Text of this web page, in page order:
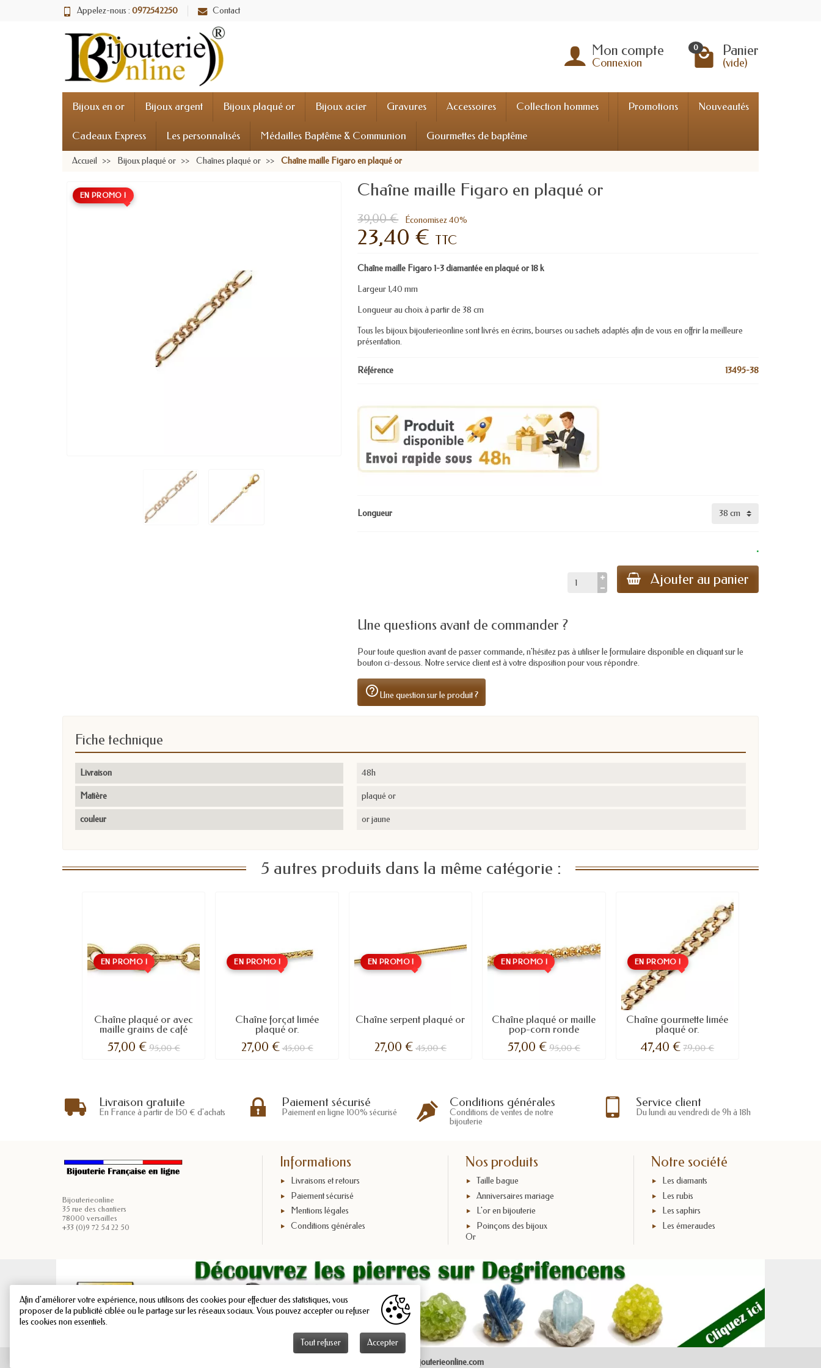
Appelez-nous : 0972542250 Contact
Mon compte
Connexion
0 Panier
(vide)
Bijoux en or Bijoux argent Bijoux plaqué or Bijoux acier Gravures Accessoires Collection hommes
Cadeaux Express Les personnalisés Médailles Baptême & Communion Gourmettes de baptême
Promotions Nouveautés
Accueil Bijoux plaqué or Chaînes plaqué or Chaîne maille Figaro en plaqué or
EN PROMO ! Chaîne maille Figaro en plaqué or
39,00 € Économisez 40%
23,40 € TTC
Chaîne maille Figaro 1-3 diamantée en plaqué or 18 k
Largeur 1,40 mm
Longueur au choix à partir de 38 cm
Tous les bijoux bijouterieonline sont livrés en écrins, bourses ou sachets adaptés afin de vous en offrir la meilleure
présentation.
Référence 13495-38
Longueur
.
Ajouter au panier
Une questions avant de commander ?
Pour toute question avant de passer commande, n'hésitez pas à utiliser le formulaire disponible en cliquant sur le
bouton ci-dessous. Notre service client est à votre disposition pour vous répondre.
help_outlineUne question sur le produit ?
Fiche technique
Livraison 48h
Matière plaqué or
couleur or jaune
5 autres produits dans la même catégorie :
EN PROMO !
Chaîne plaqué or avec
maille grains de café
57,00 € 95,00 €
EN PROMO !
Chaîne forçat limée
plaqué or.
27,00 €45,00 €
EN PROMO !
Chaîne serpent plaqué or
27,00 € 45,00 €
EN PROMO !
Chaîne plaqué or maille
pop-corn ronde
57,00 € 95,00 €
EN PROMO !
Chaîne gourmette limée
plaqué or.
47,40 € 79,00 €
Livraison gratuite
En France à partir de 150 € d'achats
Paiement sécurisé
Paiement en ligne 100% sécurisé
Conditions générales
Conditions de ventes de notre
bijouterie
Service client
Du lundi au vendredi de 9h à 18h
Bijouterieonline
35 rue des chantiers
78000 versailles
+33 (0)9 72 54 22 50
Informations
Livraisons et retours
Paiement sécurisé
Mentions légales
Conditions générales
Nos produits
Taille bague
Anniversaires mariage
L'or en bijouterie
Poinçons des bijoux
Or
Notre société
Les diamants
Les rubis
Les saphirs
Les émeraudes
Afin d'améliorer votre expérience, nous utilisons des cookies pour effectuer des statistiques, vous
proposer de la publicité ciblée ou le partage sur les réseaux sociaux. Vous pouvez accepter ou refuser
les cookies non essentiels.
Tout refuser
Accepter
Copyright © 2026 - Bijouterieonline.com